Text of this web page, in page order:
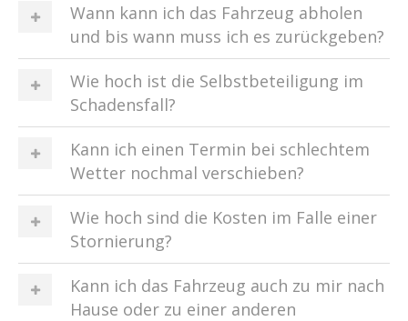
Wann kann ich das Fahrzeug abholen
und bis wann muss ich es zurückgeben?
Wie hoch ist die Selbstbeteiligung im
Schadensfall?
Kann ich einen Termin bei schlechtem
Wetter nochmal verschieben?
Wie hoch sind die Kosten im Falle einer
Stornierung?
Kann ich das Fahrzeug auch zu mir nach
Hause oder zu einer anderen